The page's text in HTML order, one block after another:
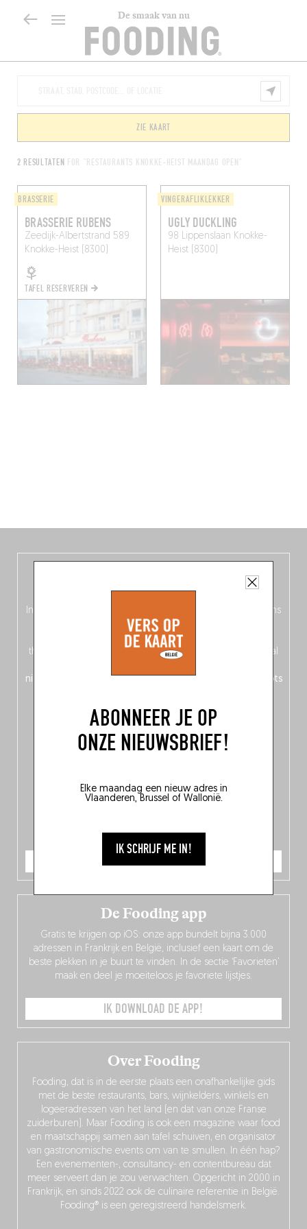
De smaak van nu
ABONNEER JE OP
ONZE NIEUWSBRIEF!
Elke maandag een nieuw adres in
Vlaanderen, Brussel of Wallonië.
IK SCHRIJF ME IN!
2 RESULTATEN FOR "RESTAURANTS KNOKKE-HEIST MAANDAG OPEN"
ZIE KAART
BRASSERIE
BRASSERIE RUBENS
Zeedijk-Albertstrand 589
Knokke-Heist (8300)
TAFEL RESERVEREN
VINGERAFLIKLEKKER
UGLY DUCKLING
98 Lippenslaan Knokke-
Heist (8300)
De nieuwe België-gids, vers uit de
oven!
In deze
(Frans
op de voorkant, Nederlands op de achterkant – of is het
omgekeerd?) vind je eenmagazinegedeelte
thema ‘Nord-Zuid’, waarin Fooding zich afvraagt: welke taal
nieuwe adressen
10 bekroonde hotspots
IK BESTEL
Over Fooding
Fooding, dat is in de eerste plaats een onafhankelijke gids
met de beste restaurants, bars, wijnkelders, winkels en
logeeradressen van het land (en dat van onze Franse
zuiderburen). Maar Fooding is ook een magazine waar food
en maatschappij samen aan tafel schuiven, en organisator
van gastronomische events om van te smullen. In één hap?
Een evenementen-, consultancy- en contentbureau dat
meer serveert dan je zou verwachten. Opgericht in 2000 in
Frankrijk, en sinds 2022 ook de culinaire referentie in België.
Fooding® is een geregistreerd handelsmerk.
De Fooding app
Gratis te krijgen op iOS: onze app bundelt bijna 3.000
adressen in Frankrijk en België, inclusief een kaart om de
beste plekken in je buurt te vinden. In de sectie ‘Favorieten’
maak en deel je moeiteloos je favoriete lijstjes.
IK DOWNLOAD DE APP!